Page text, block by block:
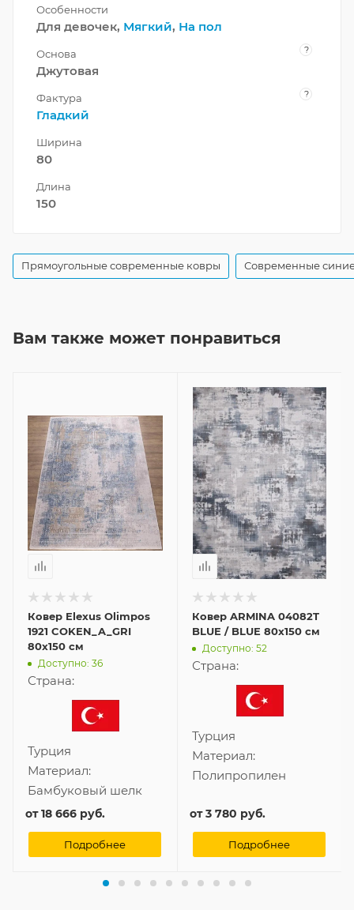
Особенности
Для девочек, Мягкий, На пол
Основа ?
Джутовая
Фактура ?
Гладкий
Ширина
80
Длина
150
Прямоугольные современные ковры Современные
Вам также может понравиться
Ковер Elexus Olimpos
1921 COKEN_A_GRI
80x150 см
Доступно: 36
Страна:
Турция
Материал:
Бамбуковый шелк
от18 666 руб.
Подробнее
Ковер ARMINA 04082T
BLUE / BLUE 80x150 см
Доступно: 52
Страна:
Турция
Материал:
Полипропилен
от3 780 руб.
Подробнее